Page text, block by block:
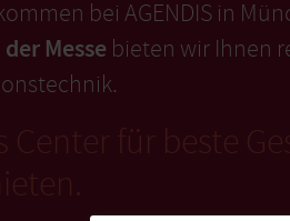
bei AGENDIS in
Messe bieten wir Ihnen
Center für beste